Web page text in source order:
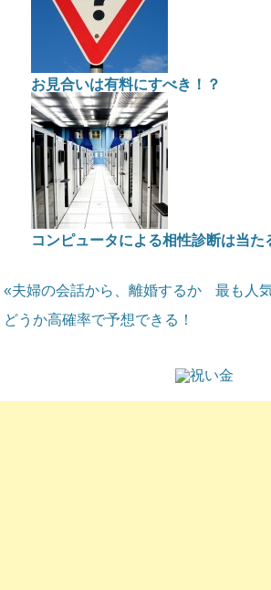
お見合いは有料にすべき！？
コンピュータによる相性診断は当た
«夫婦の会話から、離婚するか
どうか高確率で予想できる！
最も人